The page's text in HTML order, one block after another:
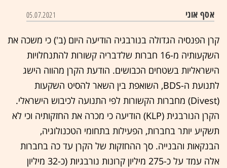
אסף אוני 05.07.2021
קרן הפנסיה הגדולה בנורבגיה הודיעה היום (ב') כי משכה את
השקעותיה מ-16 חברות שלדבריה קשורות להתנחלויות
הישראליות בשטחים הכבושים. הודעת הקרן מהווה הישג
לתנועת ה-BDS, השואפת בין השאר להסיט השקעות
(Divest) מחברות הקשורות לפי התנועה לכיבוש הישראלי.
הקרן הנורבגית (KLP) הודיעה כי מכרה את החזקותיה וכי לא
תשקיע יותר בחברות, הפעילות בתחומי הטכנולוגיה,
הבנקאות והבנייה. סך ההחזקות של הקרן עד כה בחברות
אלה עמד על כ-275 מיליון קרונות נורבגיות (כ-32 מיליון